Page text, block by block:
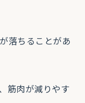
落ちることがあ
筋肉が減りやす